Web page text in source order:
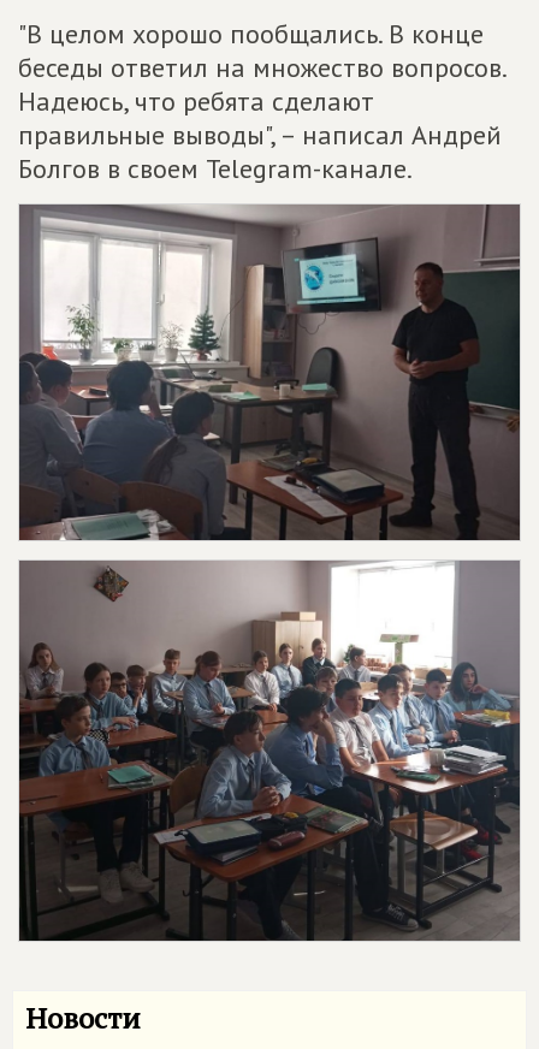
"В целом хорошо пообщались. В конце
беседы ответил на множество вопросов.
Надеюсь, что ребята сделают
правильные выводы", – написал Андрей
Болгов в своем Telegram-канале.
Новости